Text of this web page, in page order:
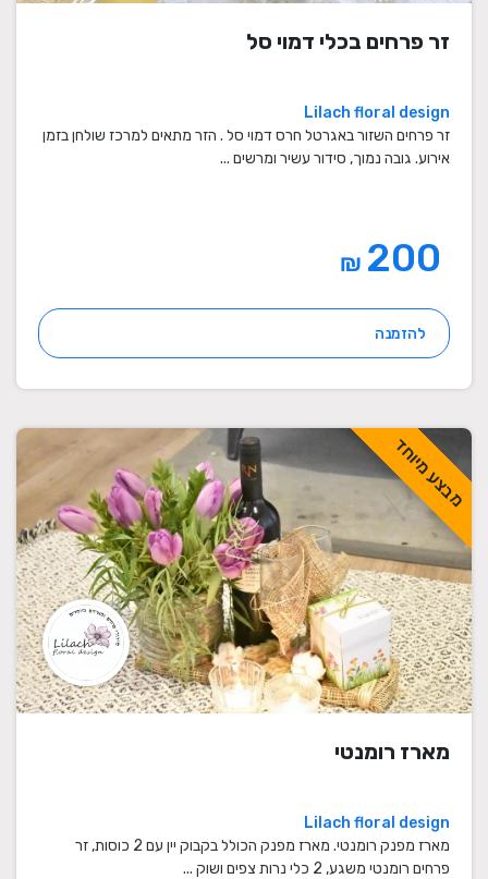
זר פרחים בכלי דמוי סל
Lilach floral design
זר פרחים השזור באגרטל חרס דמוי סל . הזר מתאים למרכז שולחן בזמן
אירוע. גובה נמוך, סידור עשיר ומרשים ...
₪
להזמנה
מבצע מיוחד
מארז רומנטי
Lilach floral design
מארז מפנק רומנטי. מארז מפנק הכולל בקבוק יין עם 2 כוסות, זר
פרחים רומנטי משגע, 2 כלי נרות צפים ושוק ...